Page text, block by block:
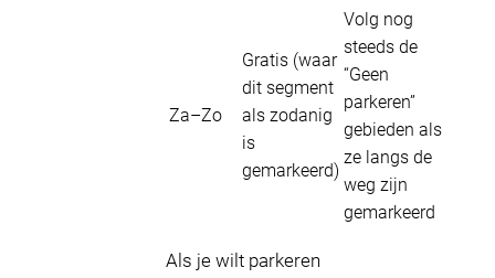
Za–Zo
Gratis (waar
dit segment
als zodanig
is
gemarkeerd)
Volg nog
steeds de
“Geen
parkeren”
gebieden als
ze langs de
weg zijn
gemarkeerd
Als je wilt parkeren